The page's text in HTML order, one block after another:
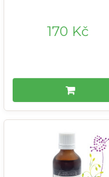
170 Kč